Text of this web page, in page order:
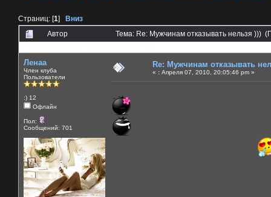
Страниц: [1] Вниз
Автор
Тема: Re: Мужчинам отказывать нельзя )))
Ленаа
Член клуба
Пользователи
:) 12
Офлайн
Пол:
Сообщений: 701
Re: Мужчинам отказывать
« : Апреля 07, 2010, 20:05:46 pm »